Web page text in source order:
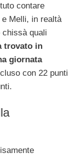
contare
e Melli, in realtà
chissà quali
trovato in
giornata
con 22 punti